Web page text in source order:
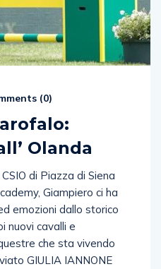
(0)
Olanda
di Piazza di Siena
Giampiero ci ha
emozioni dallo storico
nuovi cavalli e
che sta vivendo
GIULIA IANNONE